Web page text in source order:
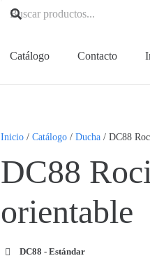
Catálogo Contacto
Inicio/ Catálogo/ Ducha/ DC88
DC88
orientable
DC88 - Estándar